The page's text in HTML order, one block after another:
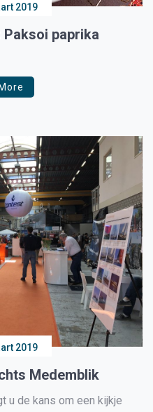
2019
Paksoi paprika
2019
Medemblik
u de kans om een kijkje